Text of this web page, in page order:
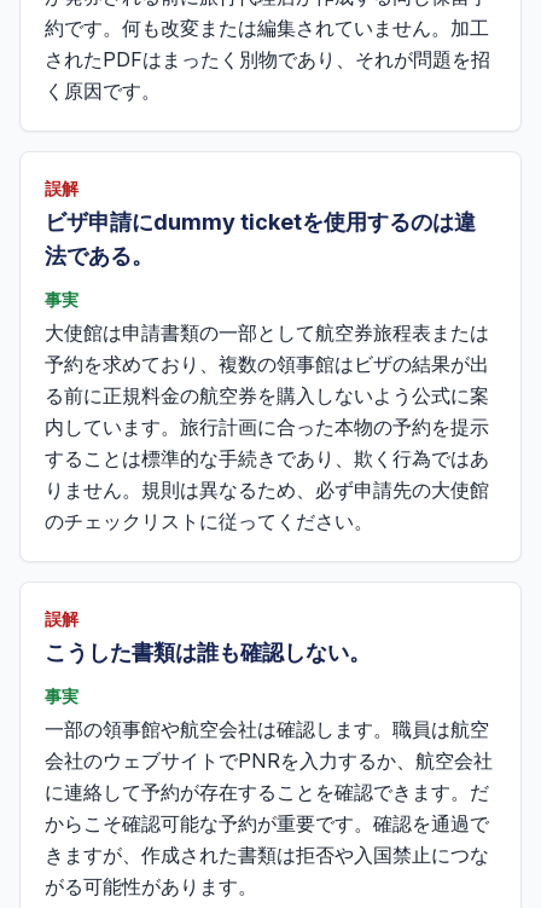
約です。何も改変または編集されていません。加工
されたPDFはまったく別物であり、それが問題を招
く原因です。
誤解
ビザ申請にdummy ticketを使用するのは違
法である。
事実
大使館は申請書類の一部として航空券旅程表または
予約を求めており、複数の領事館はビザの結果が出
る前に正規料金の航空券を購入しないよう公式に案
内しています。旅行計画に合った本物の予約を提示
することは標準的な手続きであり、欺く行為ではあ
りません。規則は異なるため、必ず申請先の大使館
のチェックリストに従ってください。
誤解
こうした書類は誰も確認しない。
事実
一部の領事館や航空会社は確認します。職員は航空
会社のウェブサイトでPNRを入力するか、航空会社
に連絡して予約が存在することを確認できます。だ
からこそ確認可能な予約が重要です。確認を通過で
きますが、作成された書類は拒否や入国禁止につな
がる可能性があります。